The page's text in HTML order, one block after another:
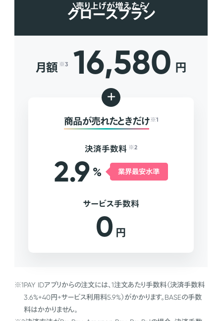
売り上げが増えたら
グロースプラン
月額 ※3 16,580 円
+
商品が売れたときだけ ※1
決済手数料 ※2
2.9 % 業界最安水準
サービス手数料
0 円
※1PAY IDアプリからの注文には、1注文あたり手数料（決済手数料
3.6%+40円+サービス利用料5.9%）がかかります。BASEの手数
料はかかりません。